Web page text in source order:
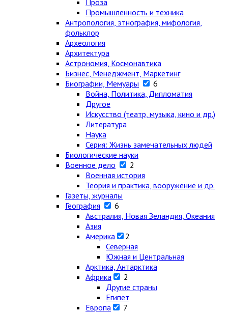
Проза
Промышленность и техника
Антропология, этнография, мифология,
фольклор
Археология
Архитектура
Астрономия, Космонавтика
Бизнес, Менеджмент, Маркетинг
Биографии, Мемуары
6
Война, Политика, Дипломатия
Другое
Искусство (театр, музыка, кино и др.)
Литература
Наука
Серия: Жизнь замечательных людей
Биологические науки
Военное дело
2
Военная история
Теория и практика, вооружение и др.
Газеты, журналы
География
6
Австралия, Новая Зеландия, Океания
Азия
Америка
2
Северная
Южная и Центральная
Арктика, Антарктика
Африка
2
Другие страны
Египет
Европа
7